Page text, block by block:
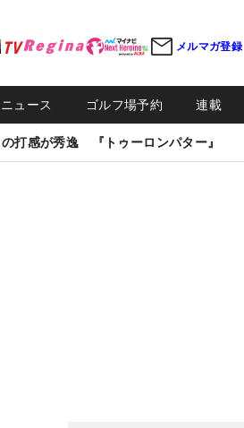
メルマガ登録
ュース ゴルフ場予約 連載
打感が秀逸 『トゥーロンパター』